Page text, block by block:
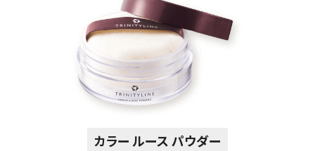
カラー ルース パウダー